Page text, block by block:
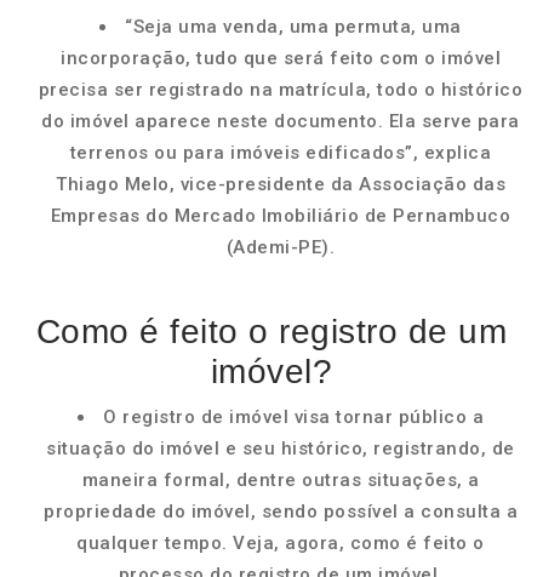
“Seja uma venda, uma permuta, uma
incorporação, tudo que será feito com o imóvel
precisa ser registrado na matrícula, todo o histórico
do imóvel aparece neste documento. Ela serve para
terrenos ou para imóveis edificados”, explica
Thiago Melo, vice-presidente da Associação das
Empresas do Mercado Imobiliário de Pernambuco
(Ademi-PE).
Como é feito o registro de um
imóvel?
O registro de imóvel visa tornar público a
situação do imóvel e seu histórico, registrando, de
maneira formal, dentre outras situações, a
propriedade do imóvel, sendo possível a consulta a
qualquer tempo. Veja, agora, como é feito o